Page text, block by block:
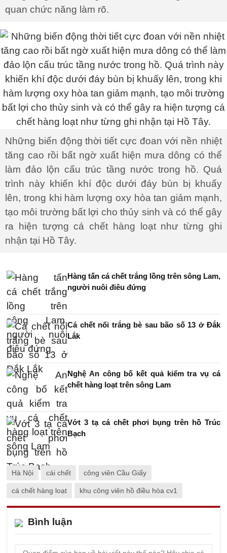
quan chức năng làm rõ.
Những biến động thời tiết cực đoan với nền nhiệt
tăng cao rồi bất ngờ xuất hiện mưa dông có thể
làm đảo lộn cấu trúc tầng nước trong hồ. Quá
trình này khiến khí độc dưới đáy bùn bị khuấy
lên, trong khi hàm lượng oxy hòa tan giảm mạnh,
tạo môi trường bất lợi cho thủy sinh và có thể gây
ra hiện tượng cá chết hàng loạt như từng ghi
nhận tại Hồ Tây.
Hàng tấn cá chết trắng lồng trên sông Lam,
người nuôi điêu đứng
Cá chết nổi trắng bè sau bão số 13 ở Đắk
Lắk
Nghệ An công bố kết quả kiểm tra vụ cá
chết hàng loạt trên sông Lam
Vớt 3 tạ cá chết phơi bụng trên hồ Trúc
Bạch
Hà Nội cái chết công viên Cầu Giấy
cá chết hàng loạt khu công viên hồ điều hòa cv1
Bình luận